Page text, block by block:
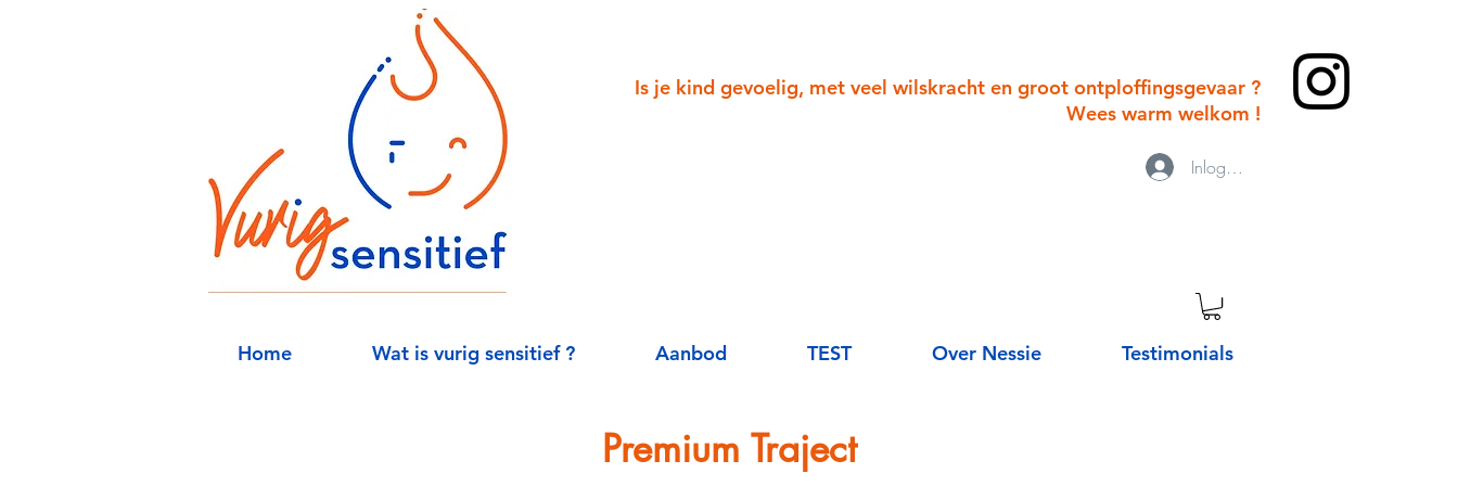
Is je kind gevoelig, met veel wilskracht en groot ontploffingsgevaar ?
Wees warm welkom !
Inloggen
Home Wat is vurig sensitief ? Aanbod TEST Over Nessie Testimonials
Premium Traject